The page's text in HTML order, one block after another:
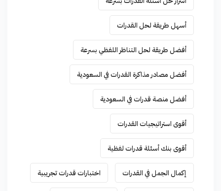
أسهل طريقة لحل القدرات
أفضل طريقة لحل التناظر اللفظي بسرعة
أفضل مصادر مذاكرة القدرات في السعودية
أفضل منصة قدرات في السعودية
أقوى استراتيجيات القدرات
أقوى بنك أسئلة قدرات لفظية
إكمال الجمل في القدرات اختبارات قدرات تجريبية